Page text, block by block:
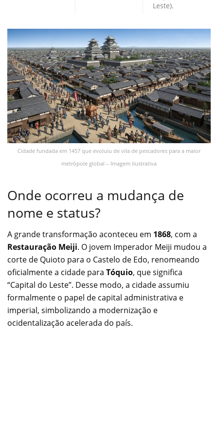
Leste).
Cidade fundada em 1457 que evoluiu de vila de pescadores para a maior
metrópole global – Imagem ilustrativa
Onde ocorreu a mudança de
nome e status?
A grande transformação aconteceu em 1868, com a
Restauração Meiji. O jovem Imperador Meiji mudou a
corte de Quioto para o Castelo de Edo, renomeando
oficialmente a cidade para Tóquio, que significa
“Capital do Leste”. Desse modo, a cidade assumiu
formalmente o papel de capital administrativa e
imperial, simbolizando a modernização e
ocidentalização acelerada do país.